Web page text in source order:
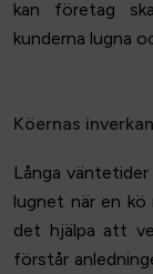
kan företag
kunderna lugna
Köernas
Långa
lugnet när en kö
det hjälpa att
förstår